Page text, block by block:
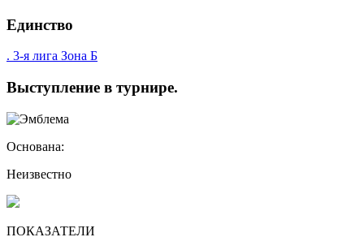
Единство
. 3-я лига Зона Б
Выступление в турнире.
Основана:
Неизвестно
ПОКАЗАТЕЛИ